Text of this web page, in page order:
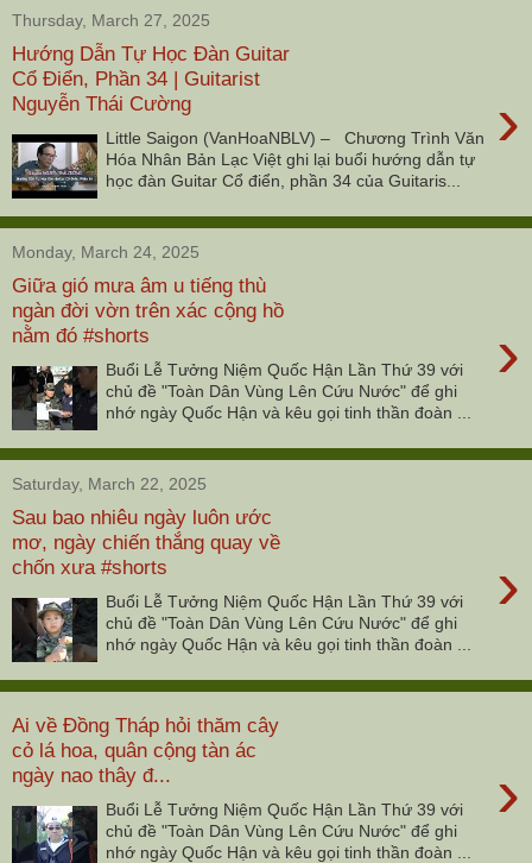
Thursday, March 27, 2025
Hướng Dẫn Tự Học Đàn Guitar
Cổ Điển, Phần 34 | Guitarist
Nguyễn Thái Cường
›
Little Saigon (VanHoaNBLV) – Chương Trình Văn
Hóa Nhân Bản Lạc Việt ghi lại buổi hướng dẫn tự
học đàn Guitar Cổ điển, phần 34 của Guitaris...
Monday, March 24, 2025
Giữa gió mưa âm u tiếng thù
ngàn đời vờn trên xác cộng hồ
nằm đó #shorts
›
Buổi Lễ Tưởng Niệm Quốc Hận Lần Thứ 39 với
chủ đề "Toàn Dân Vùng Lên Cứu Nước" để ghi
nhớ ngày Quốc Hận và kêu gọi tinh thần đoàn ...
Saturday, March 22, 2025
Sau bao nhiêu ngày luôn ước
mơ, ngày chiến thắng quay về
chốn xưa #shorts
›
Buổi Lễ Tưởng Niệm Quốc Hận Lần Thứ 39 với
chủ đề "Toàn Dân Vùng Lên Cứu Nước" để ghi
nhớ ngày Quốc Hận và kêu gọi tinh thần đoàn ...
Ai về Đồng Tháp hỏi thăm cây
cỏ lá hoa, quân cộng tàn ác
ngày nao thây đ...
›
Buổi Lễ Tưởng Niệm Quốc Hận Lần Thứ 39 với
chủ đề "Toàn Dân Vùng Lên Cứu Nước" để ghi
nhớ ngày Quốc Hận và kêu gọi tinh thần đoàn ...